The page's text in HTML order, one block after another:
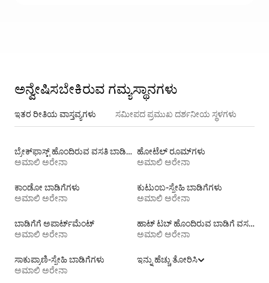
ಅನ್ವೇಷಿಸಬೇಕಿರುವ ಗಮ್ಯಸ್ಥಾನಗಳು
ಇತರ ರೀತಿಯ ವಾಸ್ತವ್ಯಗಳು ಸಮೀಪದ ಪ್ರಮುಖ ದರ್ಶನೀಯ ಸ್ಥಳಗಳು
ಬ್ರೇಕ್‍‍ಫಾಸ್ಟ್ ಹೊಂದಿರುವ ವಸತಿ ಬಾಡಿಗೆಗಳು
ಅಮಾಲಿ ಅರೇನಾ
ಹೋಟೆಲ್ ರೂಮ್‌ಗಳು
ಅಮಾಲಿ ಅರೇನಾ
ಕಾಂಡೋ ಬಾಡಿಗೆಗಳು
ಅಮಾಲಿ ಅರೇನಾ
ಕುಟುಂಬ-ಸ್ನೇಹಿ ಬಾಡಿಗೆಗಳು
ಅಮಾಲಿ ಅರೇನಾ
ಬಾಡಿಗೆಗೆ ಅಪಾರ್ಟ್‌ಮೆಂಟ್‌
ಅಮಾಲಿ ಅರೇನಾ
ಹಾಟ್ ಟಬ್ ಹೊಂದಿರುವ ಬಾಡಿಗೆ ವಸತಿಗಳು
ಅಮಾಲಿ ಅರೇನಾ
ಸಾಕುಪ್ರಾಣಿ-ಸ್ನೇಹಿ ಬಾಡಿಗೆಗಳು
ಅಮಾಲಿ ಅರೇನಾ
ಇನ್ನು ಹೆಚ್ಚು ತೋರಿಸಿ